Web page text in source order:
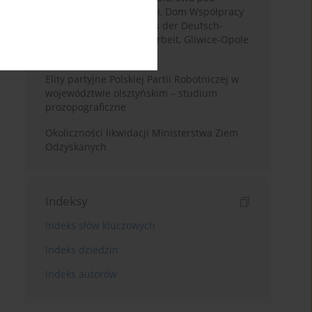
redakcją Michała Mathei, Dom Współpracy
Polsko-Niemieckiej/Haus der Deutsch-
Polnischen Zusammenarbeit, Gliwice-Opole
Elity partyjne Polskiej Partii Robotniczej w
województwie olsztyńskim – studium
prozopograficzne
Okoliczności likwidacji Ministerstwa Ziem
Odzyskanych
Indeksy
Indeks słów kluczowych
Indeks dziedzin
Indeks autorów